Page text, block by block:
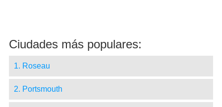
Ciudades más populares:
1. Roseau
2. Portsmouth